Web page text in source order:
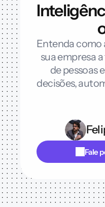
Entenda como
sua empresa
de pessoas
decisões,
Fale